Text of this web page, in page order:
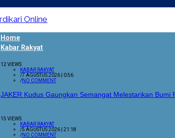
Home
Kabar Rakyat
12 VIEWS
KABAR RAKYAT
/7 AGUSTUS 2026 | 0:56
/NO COMMENT
JAKER Kudus Gaungkan Semangat Melestarikan Bumi
15 VIEWS
KABAR RAKYAT
/5 AGUSTUS 2026 | 21:18
/NO COMMENT